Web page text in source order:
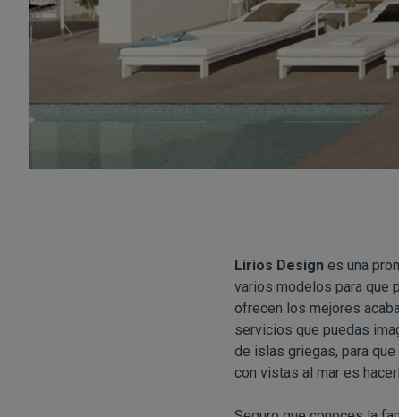
Lirios Design es una
varios modelos para que
ofrecen los mejores
servicios que puedas
de islas griegas, para
con vistas al mar es